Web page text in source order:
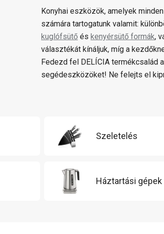
Konyhai eszközök, amelyek
számára tartogatunk valamit:
kuglófsütő és kenyérsütő formák,
választékát kínáljuk, míg a
Fedezd fel DELÍCIA termékcsalád
segédeszközöket! Ne felejts el
Szeletelés
Háztartási gépek